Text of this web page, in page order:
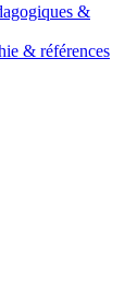
&
& références